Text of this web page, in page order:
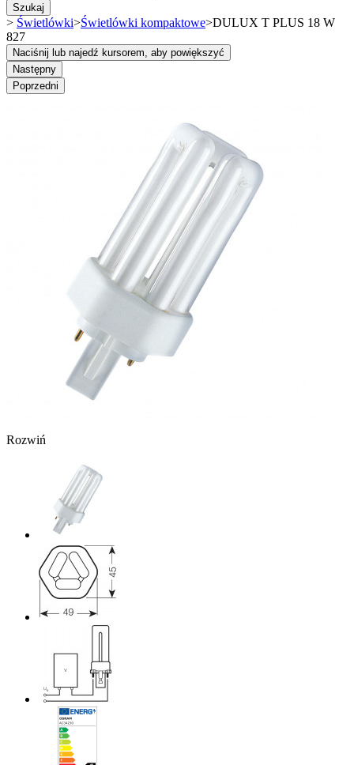
Szukaj
> Świetlówki>Świetlówki kompaktowe>DULUX T PLUS 18 W
827
Naciśnij lub najedź kursorem, aby powiększyć
Następny
Poprzedni
Rozwiń